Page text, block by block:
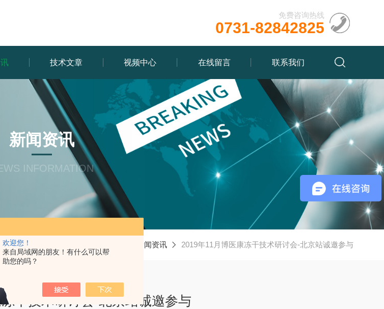
欢迎您！
来自局域网的朋友！有什么可以帮
助您的吗？
免费咨询热线
0731-82842825
技术文章 视频中心 在线留言 联系我们
新闻资讯
INFORMATION
新闻资讯 2019年11月博医康冻干技术研讨会-北京站诚邀参与
干技术研讨会-北京站诚邀参与